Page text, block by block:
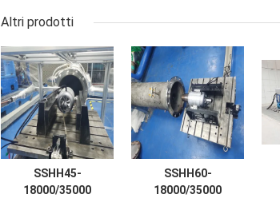
Altri prodotti
SSHH45-
18000/35000
SSHH60-
18000/35000